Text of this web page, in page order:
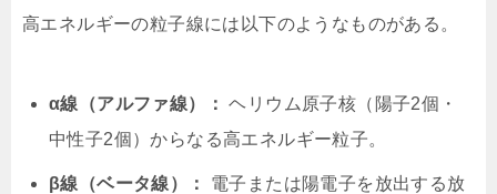
高エネルギーの粒子線には以下のようなものがある。
α線（アルファ線）： ヘリウム原子核（陽子2個・
中性子2個）からなる高エネルギー粒子。
β線（ベータ線）：
電子または陽電子を放出する放